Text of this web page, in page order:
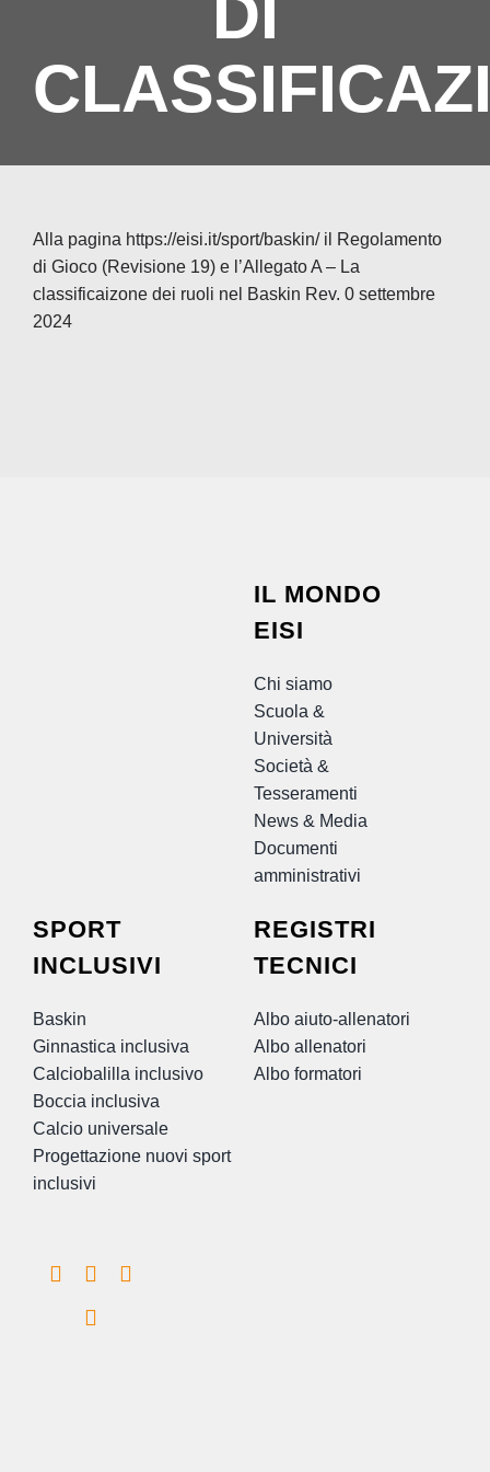
Alla pagina https://eisi.it/sport/baskin/il Regolamento
di Gioco (Revisione 19) e l’Allegato A – La
classificaizone dei ruoli nel Baskin Rev. 0 settembre
2024
IL MONDO
EISI
Chi siamo
Scuola &
Università
Società &
Tesseramenti
News & Media
Documenti
amministrativi
SPORT
INCLUSIVI
Baskin
Ginnastica inclusiva
Calciobalilla inclusivo
Boccia inclusiva
Calcio universale
Progettazione nuovi sport
inclusivi
REGISTRI
TECNICI
Albo aiuto-allenatori
Albo allenatori
Albo formatori